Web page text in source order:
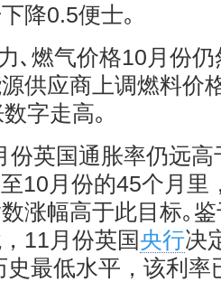
降0.5便士｡
､燃气价格10月份
供应商上调燃料价
字走高｡
份英国通胀率仍远
10月份的45个月里
涨幅高于此目标｡
11月份英国央行决
最低水平，该利率